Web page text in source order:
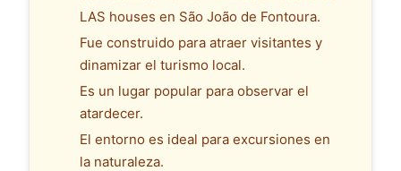
LAS houses en São João de Fontoura.
Fue construido para atraer visitantes y
dinamizar el turismo local.
Es un lugar popular para observar el
atardecer.
El entorno es ideal para excursiones en
la naturaleza.